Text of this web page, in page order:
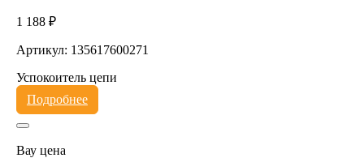
1 188 ₽
Артикул: 135617600271
Успокоитель цепи
Подробнее
Вау цена